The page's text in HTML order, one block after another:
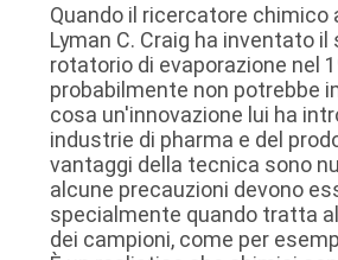
GIRO
DELLA
FABBRICA
CONTROLLO
Quando il ricercatore chimico
Lyman C. Craig ha inventato
rotatorio di evaporazione nel
probabilmente non potrebbe
cosa un'innovazione lui ha
industrie di pharma e del
vantaggi della tecnica sono
alcune precauzioni devono
specialmente quando tratta
dei campioni, come per